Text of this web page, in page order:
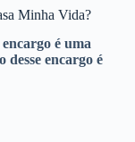
Minha Vida?
é uma
desse encargo é